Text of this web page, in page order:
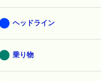
ヘッドライン
乗り物